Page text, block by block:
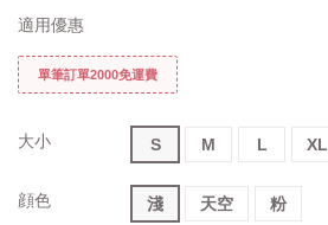
適用優惠
單筆訂單2000免運費
大小 S M L XL
顔色 淺 天空 粉